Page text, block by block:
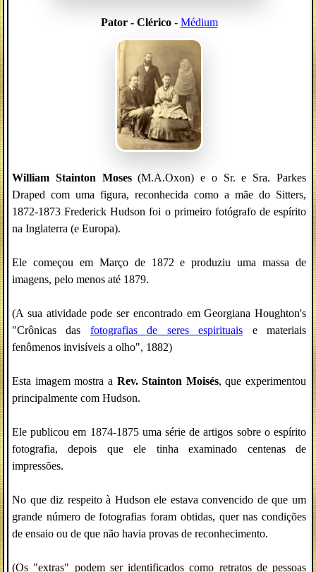
Pator - Clérico- Médium
William Stainton Moses(M.A.Oxon) e o Sr. e Sra. Parkes
Draped com uma figura, reconhecida como a mãe do Sitters,
1872-1873 Frederick Hudson foi o primeiro fotógrafo de espírito
na Inglaterra (e Europa).
Ele começou em Março de 1872 e produziu uma massa de
imagens, pelo menos até 1879.
(A sua atividade pode ser encontrado em Georgiana Houghton's
"Crônicas das fotografias de seres espirituais e materiais
fenômenos invisíveis a olho", 1882)
Esta imagem mostra a Rev. Stainton Moisés, que experimentou
principalmente com Hudson.
Ele publicou em 1874-1875 uma série de artigos sobre o espírito
fotografia, depois que ele tinha examinado centenas de
impressões.
No que diz respeito à Hudson ele estava convencido de que um
grande número de fotografias foram obtidas, quer nas condições
de ensaio ou de que não havia provas de reconhecimento.
(Os "extras" podem ser identificados como retratos de pessoas